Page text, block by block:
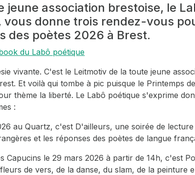
jeune association brestoise, le
vous donne trois rendez-vous
des poètes 2026 à Brest.
du Labô poétique
vivante. C'est le Leitmotiv de la toute jeune
Et voilà qui tombe à pic puisque le Printemps
thème la liberté. Le Labô poétique s'exprime
:
au Quartz, c'est D'ailleurs, une soirée de
et les réponses des poètes de langue
Capucins le 29 mars 2026 à partir de 14h, c'est
de vers, de la danse, du slam, de la peinture